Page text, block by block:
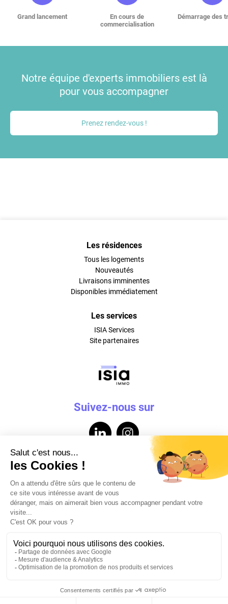
Grand lancement
En cours de
commercialisation
Démarrage des
Notre équipe d'experts immobiliers est là
pour vous accompagner
Prenez rendez-vous !
Les résidences
Tous les logements
Nouveautés
Livraisons imminentes
Disponibles immédiatement
Les services
ISIA Services
Site partenaires
Suivez-nous sur
Powered by Elixir